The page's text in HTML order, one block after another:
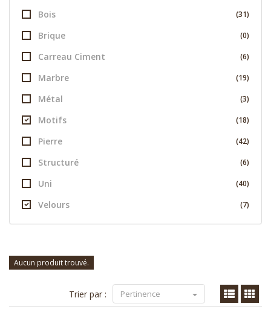
Bois (31)
Brique (0)
Carreau Ciment (6)
Marbre (19)
Métal (3)
Motifs (18)
Pierre (42)
Structuré (6)
Uni (40)
Velours (7)
Aucun produit trouvé.
Trier par : Pertinence